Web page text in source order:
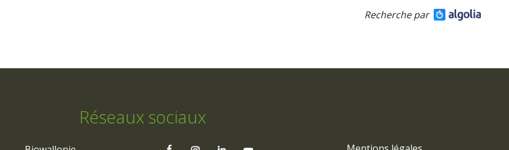
Recherche par
Réseaux sociaux